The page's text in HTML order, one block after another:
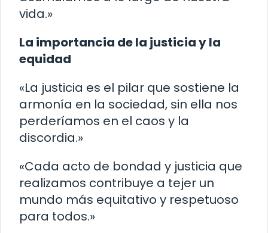
vida.»
La importancia de la justicia y la
equidad
«La justicia es el pilar que sostiene la
armonía en la sociedad, sin ella nos
perderíamos en el caos y la
discordia.»
«Cada acto de bondad y justicia que
realizamos contribuye a tejer un
mundo más equitativo y respetuoso
para todos.»